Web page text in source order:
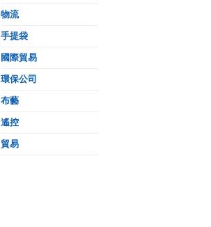
物流
手提袋
國際貿易
環保公司
布藝
遙控
貿易